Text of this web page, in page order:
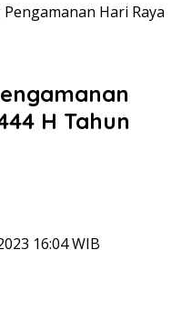
Hari Raya
H Tahun
16:04 WIB